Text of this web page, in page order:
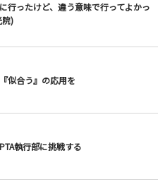
行ったけど、違う意味で行ってよかっ
院)
似合う』の応用を
執行部に挑戦する